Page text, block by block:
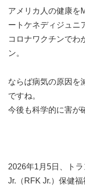
アメリカ人の健康を
ートケネディジュニ
コロナワクチンでわ
ン。
ならば病気の原因を
ですね。
今後も科学的に害が
2026年1月5日、ト
Jr.（RFK Jr.）保健